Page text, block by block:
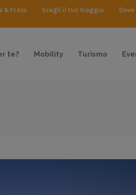
& Press Scegli il tuo Viaggio
te? Mobility Turismo